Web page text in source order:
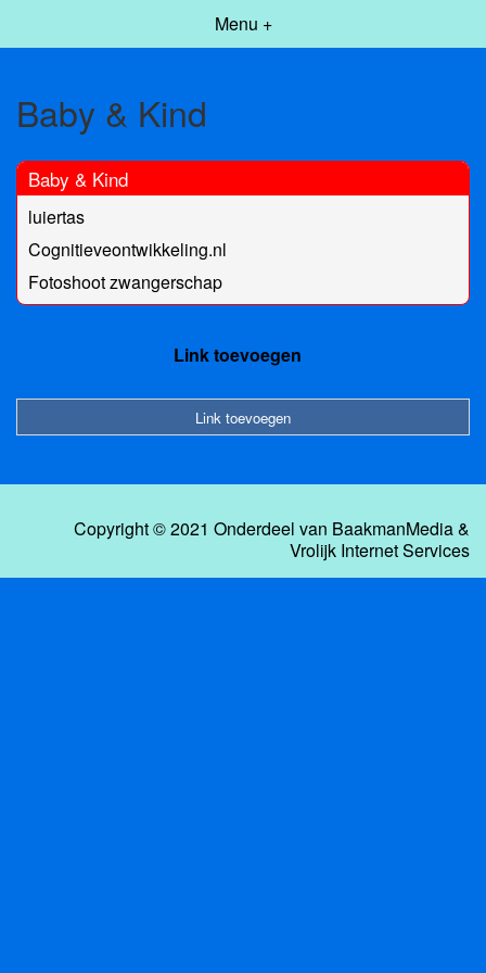
Menu +
Baby & Kind
Baby & Kind
luiertas
Cognitieveontwikkeling.nl
Fotoshoot zwangerschap
Link toevoegen
Link toevoegen
Copyright © 2021 Onderdeel van BaakmanMedia&
Vrolijk Internet Services